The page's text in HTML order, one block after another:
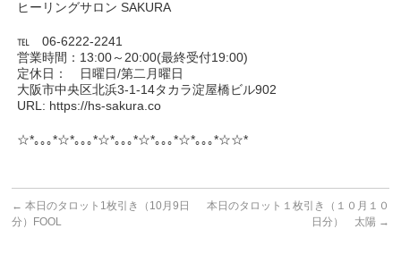
ヒーリングサロン SAKURA
℡ 06-6222-2241
営業時間：13:00～20:00(最終受付19:00)
定休日： 日曜日/第二月曜日
大阪市中央区北浜3-1-14タカラ淀屋橋ビル902
URL: https://hs-sakura.co
☆*｡｡｡*☆*｡｡｡*☆*｡｡｡*☆*｡｡｡*☆*｡｡｡*☆☆*
← 本日のタロット1枚引き（10月9日
分）FOOL
本日のタロット１枚引き（１０月１０
日分） 太陽 →